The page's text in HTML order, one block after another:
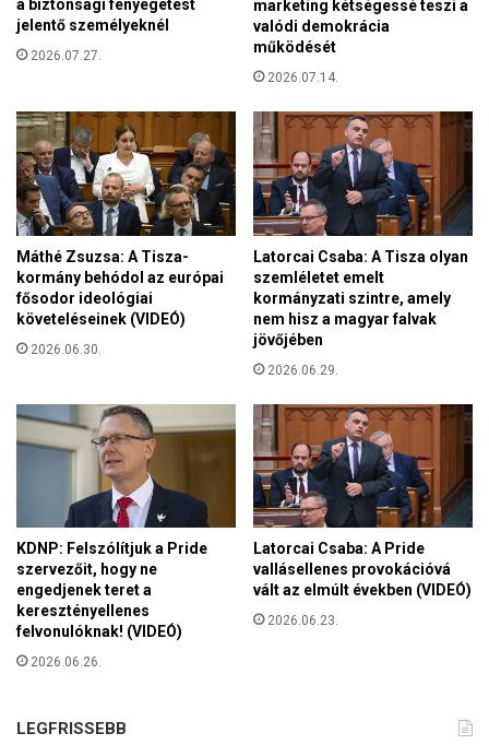
e
k
h
t
n
e
k
é
s
e
g
y
a
s
z
í
v
e
b
b
a biztonsági fenyegetést
jelentő személyeknél
2026.07.27.
marketing kétségessé teszi a
valódi demokrácia
működését
2026.07.14.
Máthé Zsuzsa: A Tisza-
kormány behódol az európai
fősodor ideológiai
követeléseinek (VIDEÓ)
2026.06.30.
Latorcai Csaba: A Tisza olyan
szemléletet emelt
kormányzati szintre, amely
nem hisz a magyar falvak
jövőjében
2026.06.29.
KDNP: Felszólítjuk a Pride
szervezőit, hogy ne
engedjenek teret a
keresztényellenes
felvonulóknak! (VIDEÓ)
2026.06.26.
Latorcai Csaba: A Pride
vallásellenes provokációvá
vált az elmúlt években (VIDEÓ)
2026.06.23.
LEGFRISSEBB